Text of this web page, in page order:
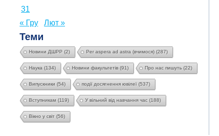
31
« Гру
Лют »
Теми
Новини ДШРР (2) Per aspera ad astra (вчимося) (287)
Наука (134) Новини факультетів (91) Про нас пишуть (22)
Випускники (54) події досягнення ювілеї (537)
Вступникам (119) У вільний від навчання час (188)
Вікно у світ (56)